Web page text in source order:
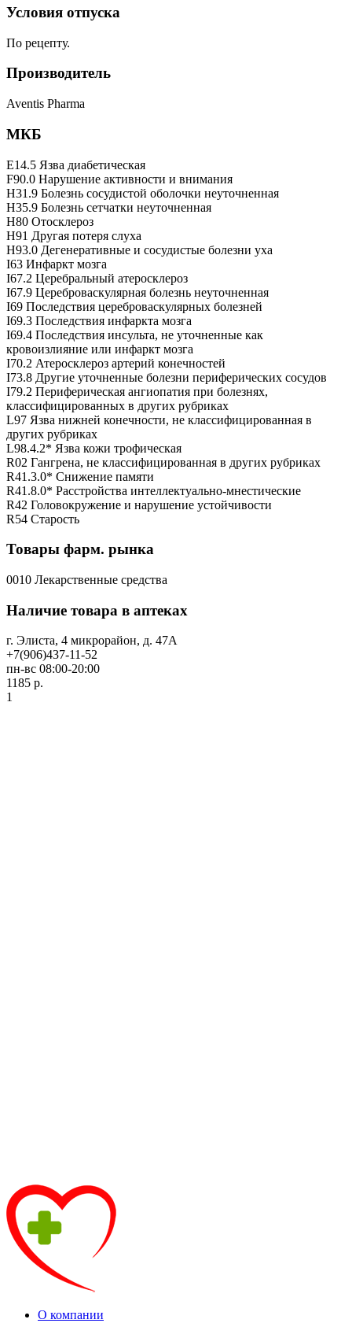
Условия отпуска
По рецепту.
Производитель
Aventis Pharma
МКБ
E14.5 Язва диабетическая
F90.0 Нарушение активности и внимания
H31.9 Болезнь сосудистой оболочки неуточненная
H35.9 Болезнь сетчатки неуточненная
H80 Отосклероз
H91 Другая потеря слуха
H93.0 Дегенеративные и сосудистые болезни уха
I63 Инфаркт мозга
I67.2 Церебральный атеросклероз
I67.9 Цереброваскулярная болезнь неуточненная
I69 Последствия цереброваскулярных болезней
I69.3 Последствия инфаркта мозга
I69.4 Последствия инсульта, не уточненные как
кровоизлияние или инфаркт мозга
I70.2 Атеросклероз артерий конечностей
I73.8 Другие уточненные болезни периферических сосудов
I79.2 Периферическая ангиопатия при болезнях,
классифицированных в других рубриках
L97 Язва нижней конечности, не классифицированная в
других рубриках
L98.4.2* Язва кожи трофическая
R02 Гангрена, не классифицированная в других рубриках
R41.3.0* Снижение памяти
R41.8.0* Расстройства интеллектуально-мнестические
R42 Головокружение и нарушение устойчивости
R54 Старость
Товары фарм. рынка
0010 Лекарственные средства
Наличие товара в аптеках
г. Элиста, 4 микрорайон, д. 47А
+7(906)437-11-52
пн-вс 08:00-20:00
1185 р.
1
О компании